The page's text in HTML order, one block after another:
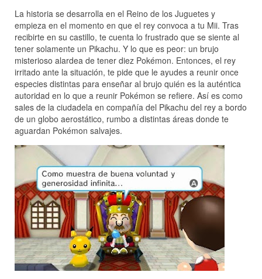
La historia se desarrolla en el Reino de los Juguetes y
empieza en el momento en que el rey convoca a tu Mii. Tras
recibirte en su castillo, te cuenta lo frustrado que se siente al
tener solamente un Pikachu. Y lo que es peor: un brujo
misterioso alardea de tener diez Pokémon. Entonces, el rey
irritado ante la situación, te pide que le ayudes a reunir once
especies distintas para enseñar al brujo quién es la auténtica
autoridad en lo que a reunir Pokémon se refiere. Así es como
sales de la ciudadela en compañía del Pikachu del rey a bordo
de un globo aerostático, rumbo a distintas áreas donde te
aguardan Pokémon salvajes.